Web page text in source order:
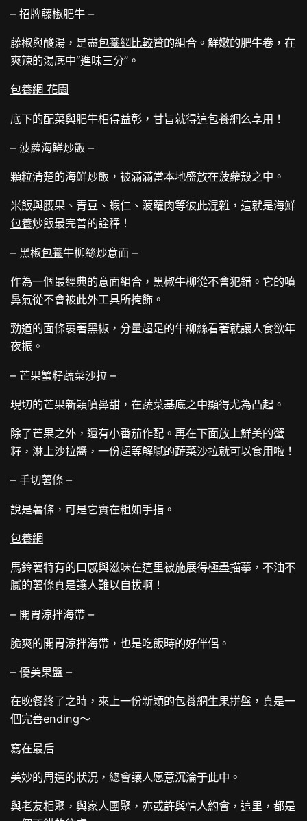
– 招牌藤椒肥牛 –
藤椒與酸湯，是盡包養網比較贊的組合。鮮嫩的肥牛卷，在
爽辣的湯底中“進味三分”。
包養網 花園
底下的配菜與肥牛相得益彰，甘旨就得這包養網么享用！
– 菠蘿海鮮炒飯 –
顆粒清楚的海鮮炒飯，被滿滿當本地盛放在菠蘿殼之中。
米飯與腰果、青豆、蝦仁、菠蘿肉等彼此混雜，這就是海鮮
包養炒飯最完善的詮釋！
– 黑椒包養牛柳絲炒意面 –
作為一個最經典的意面組合，黑椒牛柳從不會犯錯。它的噴
鼻氣從不會被此外工具所掩飾。
勁道的面條裹著黑椒，分量超足的牛柳絲看著就讓人食欲年
夜振。
– 芒果蟹籽蔬菜沙拉 –
現切的芒果新穎噴鼻甜，在蔬菜基底之中顯得尤為凸起。
除了芒果之外，還有小番茄作配。再在下面放上鮮美的蟹
籽，淋上沙拉醬，一份超等解膩的蔬菜沙拉就可以食用啦！
– 手切薯條 –
說是薯條，可是它實在粗如手指。
包養網
馬鈴薯特有的口感與滋味在這里被施展得極盡描摹，不油不
膩的薯條真是讓人難以自拔啊！
– 開胃涼拌海帶 –
脆爽的開胃涼拌海帶，也是吃飯時的好伴侶。
– 優美果盤 –
在晚餐終了之時，來上一份新穎的包養網生果拼盤，真是一
個完善ending～
寫在最后
美妙的周遭的狀況，總會讓人愿意沉淪于此中。
與老友相聚，與家人團聚，亦或許與情人約會，這里，都是